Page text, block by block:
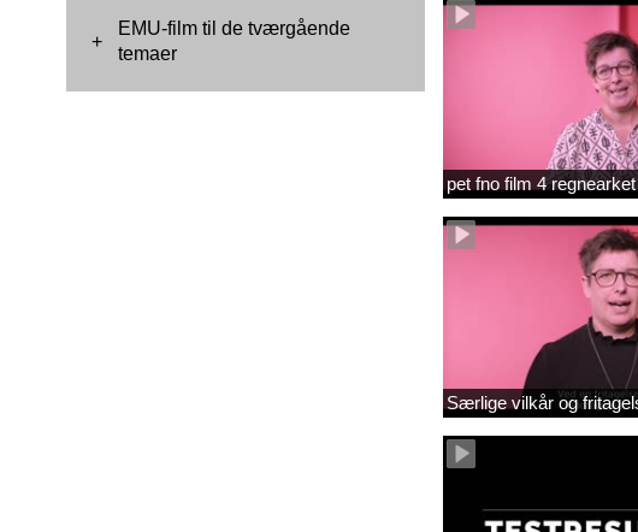
+
EMU-film til de tværgående
temaer
pet fno film 4
Særlige vilkår og